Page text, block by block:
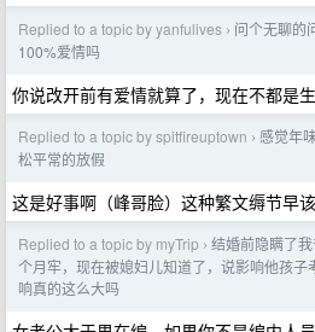
Replied to a topic by yanfulives › 问个无聊的
100%爱情吗
你说改开前有爱情就算了，现在不都是
Replied to a topic by spitfireuptown › 感觉年
松平常的放假
这是好事啊（峰哥脸）这种繁文缛节早
Replied to a topic by myTrip › 结婚前隐瞒了
个月牢，现在被媳妇儿知道了，说影响他孩子
响真的这么大吗